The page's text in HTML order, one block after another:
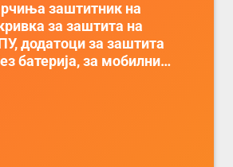
заштитник на
за заштита на
додатоци за заштита
батерија, за мобилни